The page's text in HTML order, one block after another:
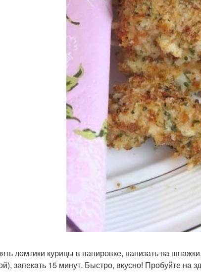
ломтики курицы в панировке, нанизать на
запекать 15 минут. Быстро, вкусно! Пробуйте на